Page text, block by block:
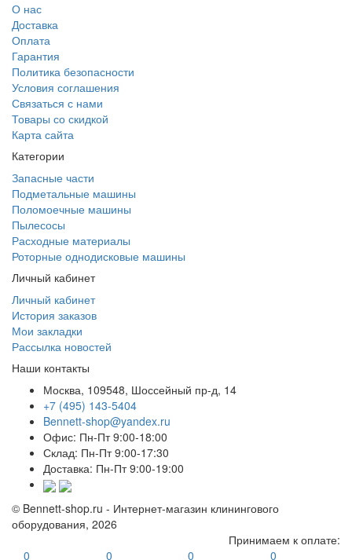
О нас
Доставка
Оплата
Гарантия
Политика безопасности
Условия соглашения
Связаться с нами
Товары со скидкой
Карта сайта
Категории
Запасные части
Подметальные машины
Поломоечные машины
Пылесосы
Расходные материалы
Роторные однодисковые машины
Личный кабинет
Личный кабинет
История заказов
Мои закладки
Рассылка новостей
Наши контакты
Москва, 109548, Шоссейный пр-д, 14
+7 (495) 143-5404
Bennett-shop@yandex.ru
Офис: Пн-Пт 9:00-18:00
Склад: Пн-Пт 9:00-17:30
Доставка: Пн-Пт 9:00-19:00
© Bennett-shop.ru - Интернет-магазин клинингового
оборудования, 2026
Принимаем к оплате:
0
0 0 0